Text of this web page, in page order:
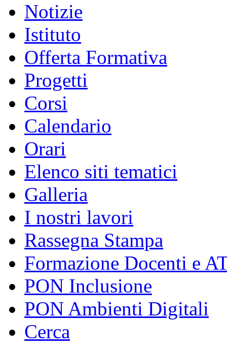
Notizie
Istituto
Offerta Formativa
Progetti
Corsi
Calendario
Orari
Elenco siti tematici
Galleria
I nostri lavori
Rassegna Stampa
Formazione Docenti e
PON Inclusione
PON Ambienti Digitali
Cerca